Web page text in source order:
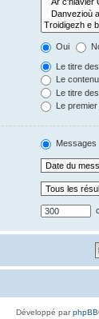
Oui
Le titre
Le
Le titre
Le
Messages
Développé parphpBB